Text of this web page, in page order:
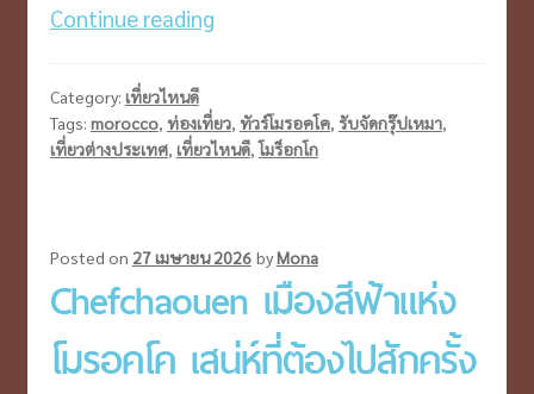
Continue readingMorocco
โค
ดิน
ขลัง
แห่ง
แอฟริกา
เหนือ
Category: เที่ยวไหนดี
Tags: morocco, ท่องเที่ยว, ทัวร์โมรอคโค, รับจัดกรุ๊ปเหมา,
เที่ยวต่างประเทศ, เที่ยวไหนดี,โมร็อกโก
Posted on 27 เมษายน 2026 byMona
Chefchaouen เมืองสีฟ้าแห่ง
โมรอคโค เสน่ห์ที่ต้องไปสักครั้ง